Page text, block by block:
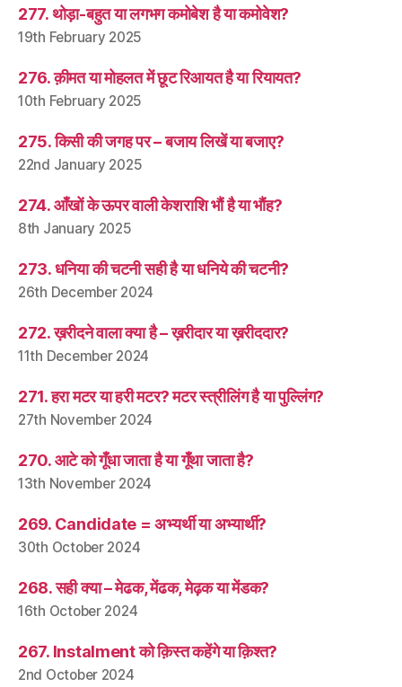
277. थोड़ा-बहुत या लगभग कमोबेश है या कमोवेश?
19th February 2025
276. क़ीमत या मोहलत में छूट रिआयत है या रियायत?
10th February 2025
275. किसी की जगह पर – बजाय लिखें या बजाए?
22nd January 2025
274. आँखों के ऊपर वाली केशराशि भौं है या भौंह?
8th January 2025
273. धनिया की चटनी सही है या धनिये की चटनी?
26th December 2024
272. ख़रीदने वाला क्या है – ख़रीदार या ख़रीददार?
11th December 2024
271. हरा मटर या हरी मटर? मटर स्त्रीलिंग है या पुल्लिंग?
27th November 2024
270. आटे को गूँधा जाता है या गूँथा जाता है?
13th November 2024
269. Candidate = अभ्यर्थी या अभ्यार्थी?
30th October 2024
268. सही क्या – मेढक, मेंढक, मेढ़क या मेंडक?
16th October 2024
267. Instalment को क़िस्त कहेंगे या क़िश्त?
2nd October 2024